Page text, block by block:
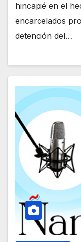
hincapié en el
encarcelados
detención del…